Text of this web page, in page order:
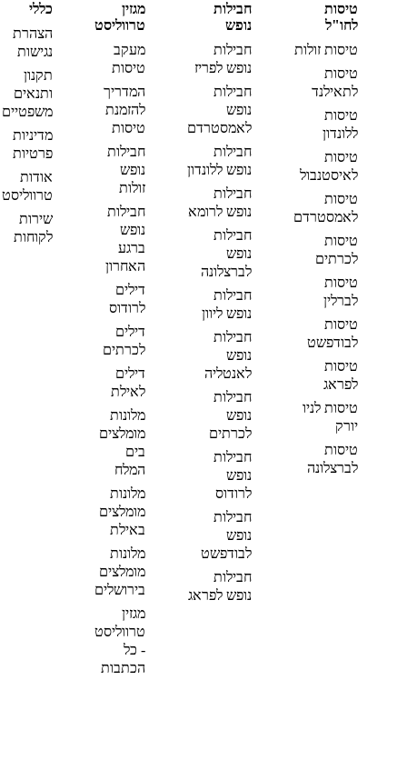
טיסות
לחו"ל
טיסות זולות
טיסות
לתאילנד
טיסות
ללונדון
טיסות
לאיסטנבול
טיסות
לאמסטרדם
טיסות
לכרתים
טיסות
לברלין
טיסות
לבודפשט
טיסות
לפראג
טיסות לניו
יורק
טיסות
לברצלונה
חבילות
נופש
חבילות
נופש לפריז
חבילות
נופש
לאמסטרדם
חבילות
נופש ללונדון
חבילות
נופש לרומא
חבילות
נופש
לברצלונה
חבילות
נופש ליוון
חבילות
נופש
לאנטליה
חבילות
נופש
לכרתים
חבילות
נופש
לרודוס
חבילות
נופש
לבודפשט
חבילות
נופש לפראג
מגזין
טרווליסט
מעקב
טיסות
המדריך
להזמנת
טיסות
חבילות
נופש
זולות
חבילות
נופש
ברגע
האחרון
דילים
לרודוס
דילים
לכרתים
דילים
לאילת
מלונות
מומלצים
בים
המלח
מלונות
מומלצים
באילת
מלונות
מומלצים
בירושלים
מגזין
טרווליסט
- כל
הכתבות
כללי
הצהרת
נגישות
תקנון
ותנאים
משפטיים
מדיניות
פרטיות
אודות
טרווליסט
שירות
לקוחות